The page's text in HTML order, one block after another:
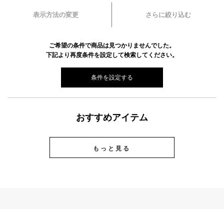
表示方法の変更 さらに絞り込む
ご希望の条件で商品は見つかりませんでした。
下記より再度条件を設定して検索してください。
条件を設定する
おすすめアイテム
もっと見る